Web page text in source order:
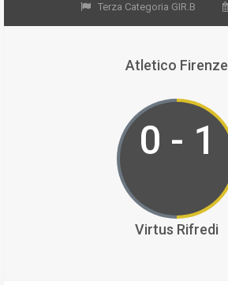
Terza Categoria GIR.B
Atletico Firenze
0 - 1
Virtus Rifredi